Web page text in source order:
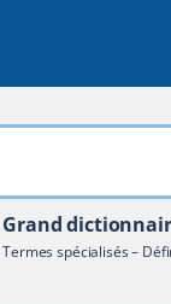
dans tout le site
Grand
Termes spécialisés –